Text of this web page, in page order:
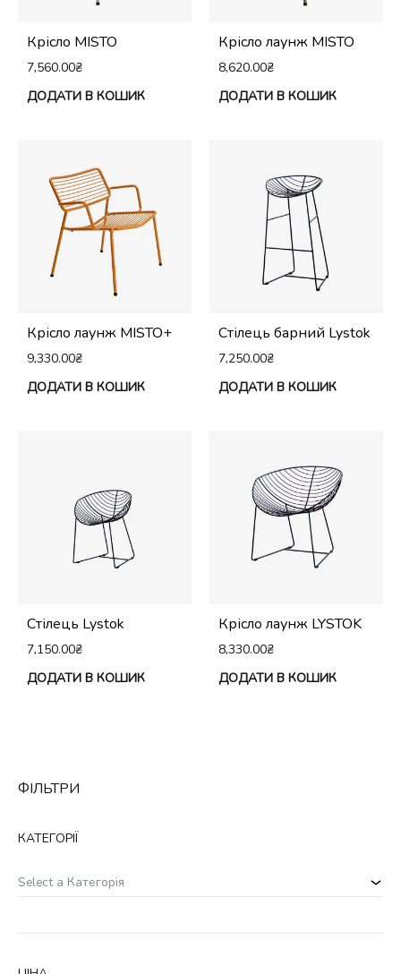
Крісло MISTO
7,560.00₴
ДОДАТИ В КОШИК
Крісло лаунж MISTO
8,620.00₴
ДОДАТИ В КОШИК
Крісло лаунж MISTO+
9,330.00₴
ДОДАТИ В КОШИК
Стілець барний Lystok
7,250.00₴
ДОДАТИ В КОШИК
Стілець Lystok
7,150.00₴
ДОДАТИ В КОШИК
Крісло лаунж LYSTOK
8,330.00₴
ДОДАТИ В КОШИК
ФІЛЬТРИ
КАТЕГОРІЇ
Select a Категорія